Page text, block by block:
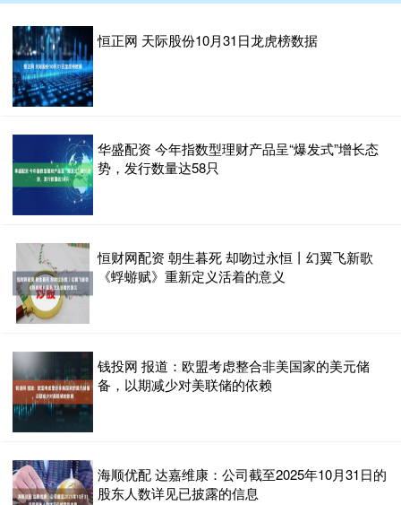
恒正网 天际股份10月31日龙虎榜数据
华盛配资 今年指数型理财产品呈“爆发式”增长态
势，发行数量达58只
恒财网配资 朝生暮死 却吻过永恒丨幻翼飞新歌
《蜉蝣赋》重新定义活着的意义
钱投网 报道：欧盟考虑整合非美国家的美元储
备，以期减少对美联储的依赖
海顺优配 达嘉维康：公司截至2025年10月31日的
股东人数详见已披露的信息